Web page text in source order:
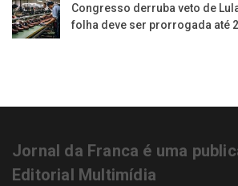
Congresso derruba veto de
folha deve ser prorrogada até
Jornal da Franca é uma
Editorial Multimídia